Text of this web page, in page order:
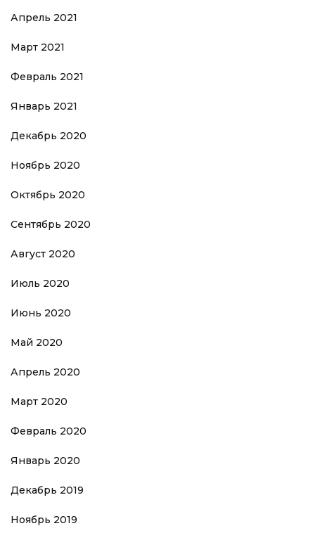
Апрель 2021
Март 2021
Февраль 2021
Январь 2021
Декабрь 2020
Ноябрь 2020
Октябрь 2020
Сентябрь 2020
Август 2020
Июль 2020
Июнь 2020
Май 2020
Апрель 2020
Март 2020
Февраль 2020
Январь 2020
Декабрь 2019
Ноябрь 2019